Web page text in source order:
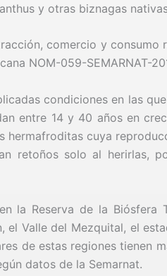
y otras biznagas
comercio y
NOM-059-SEMARNAT-
condiciones en las
entre 14 y 40 años en
hermafroditas cuya
retoños solo al herirlas,
la Reserva de la Biósfera
el Valle del Mezquital, el
de estas regiones tienen
datos de la Semarnat.